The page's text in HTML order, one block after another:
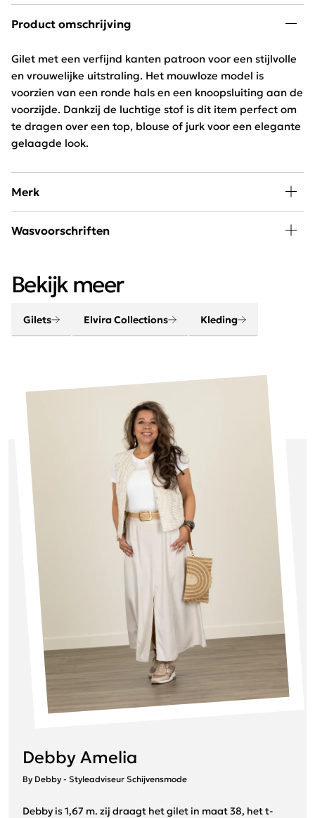
Product omschrijving
Gilet met een verfijnd kanten patroon voor een stijlvolle
en vrouwelijke uitstraling. Het mouwloze model is
voorzien van een ronde hals en een knoopsluiting aan de
voorzijde. Dankzij de luchtige stof is dit item perfect om
te dragen over een top, blouse of jurk voor een elegante
gelaagde look.
Merk
Shop Elvira Collections bij Schijvens mode, een
comfortabele stoffen en een optimale pasvorm laat het
merk een blijvende indruk achter bij onze klanten.
Wasvoorschriften
Bekijk meer
Gilets Elvira Collections Kleding
Debby Amelia
By Debby - Styleadviseur Schijvensmode
Debby is 1,67 m. zij draagt het gilet in maat 38, het t-